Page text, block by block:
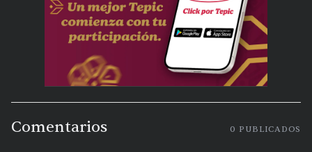
Comentarios 0 PUBLICADOS